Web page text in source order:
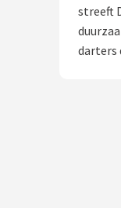
Dartspelers
Toernooien
streeft
darters